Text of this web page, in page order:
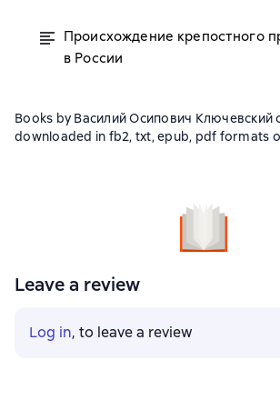
Происхождение крепостного
в России
Books by Василий Осипович Ключевский
downloaded in fb2, txt, epub, pdf formats
Leave a review
Log in, to leave a review